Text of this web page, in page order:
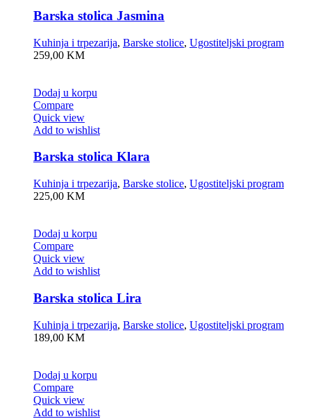
Barska stolica Jasmina
Kuhinja i trpezarija, Barske stolice, Ugostiteljski program
259,00 KM
Dodaj u korpu
Compare
Quick view
Add to wishlist
Barska stolica Klara
Kuhinja i trpezarija, Barske stolice, Ugostiteljski program
225,00 KM
Dodaj u korpu
Compare
Quick view
Add to wishlist
Barska stolica Lira
Kuhinja i trpezarija, Barske stolice, Ugostiteljski program
189,00 KM
Dodaj u korpu
Compare
Quick view
Add to wishlist